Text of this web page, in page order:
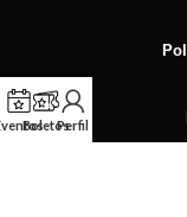
BoletosPerfil